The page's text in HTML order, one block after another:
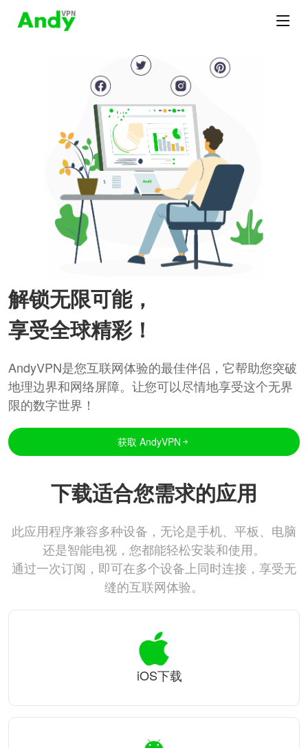
解锁无限可能，
享受全球精彩！
AndyVPN是您互联网体验的最佳伴侣，它帮助您突破
地理边界和网络屏障。让您可以尽情地享受这个无界
限的数字世界！
获取 AndyVPN
下载适合您需求的应用
此应用程序兼容多种设备，无论是手机、平板、电脑
还是智能电视，您都能轻松安装和使用。
通过一次订阅，即可在多个设备上同时连接，享受无
缝的互联网体验。
iOS下载